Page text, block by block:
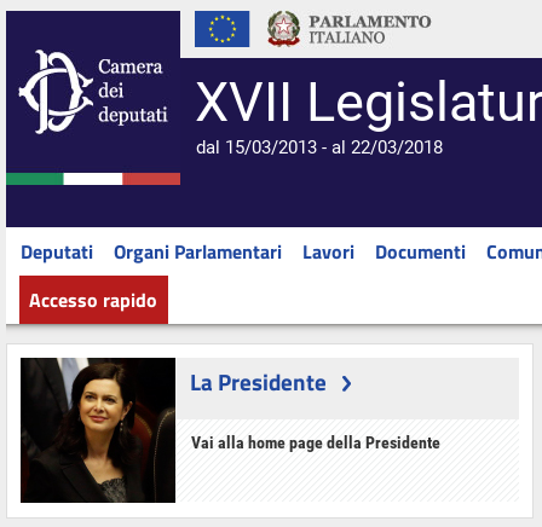
XVII
dal 15/03/2013 - al 22/03/2018
Deputati Organi Parlamentari Lavori Documenti
Accesso rapido
La Presidente
Vai alla home page della Presidente